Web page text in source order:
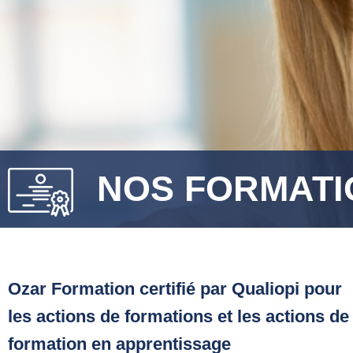
NOS
Ozar Formation certifié par Qualiopi pour
les actions de formations et les actions de
formation en apprentissage